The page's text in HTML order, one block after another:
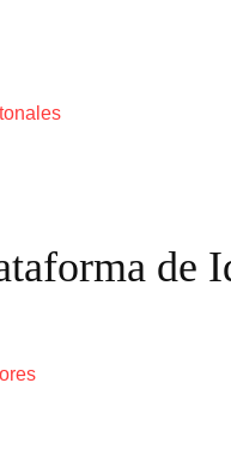
de